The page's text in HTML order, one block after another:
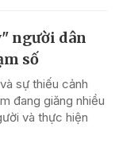
người dân
số
sự thiếu cảnh
đang giăng nhiều
và thực hiện